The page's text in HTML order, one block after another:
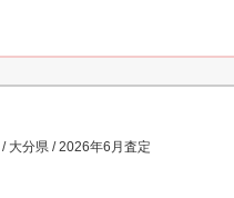
/ 大分県 /2026年6月査定